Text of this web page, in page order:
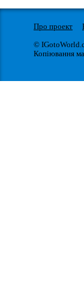
Про проект
©
Копіювання